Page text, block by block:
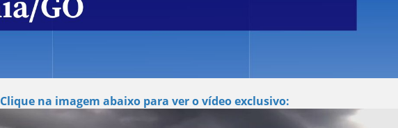
Clique na imagem abaixo para ver o vídeo exclusivo: